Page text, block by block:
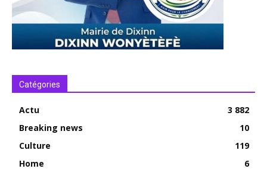
Catégories
Actu
3 882
Breaking news
10
Culture
119
Home
6